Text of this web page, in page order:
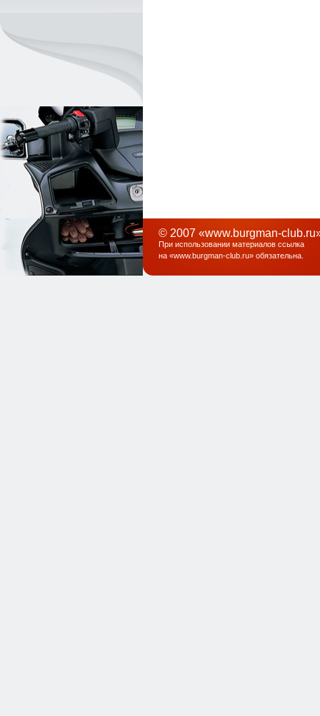
© 2007 «www.burgman-
При использовании материалов ссылка
на «www.burgman-club.ru» обязательна